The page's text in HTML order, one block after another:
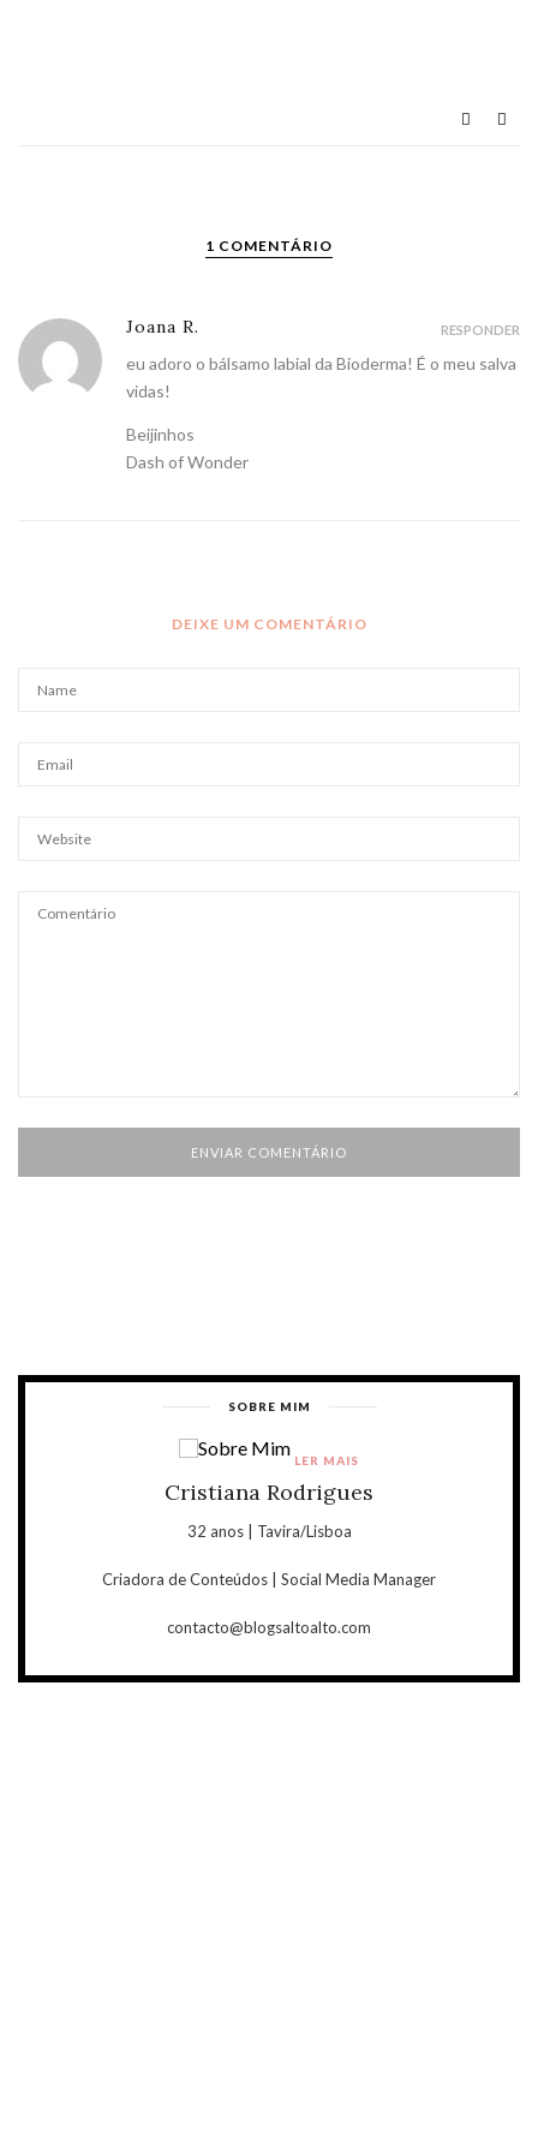
1 COMENTÁRIO
Joana R.
eu adoro o bálsamo labial da Bioderma! É o meu salva
vidas!
Beijinhos
Dash of Wonder
RESPONDER
DEIXE UM COMENTÁRIO
SOBRE MIM
Cristiana Rodrigues
32 anos | Tavira/Lisboa
Criadora de Conteúdos | Social Media Manager
contacto@blogsaltoalto.com
LER MAIS